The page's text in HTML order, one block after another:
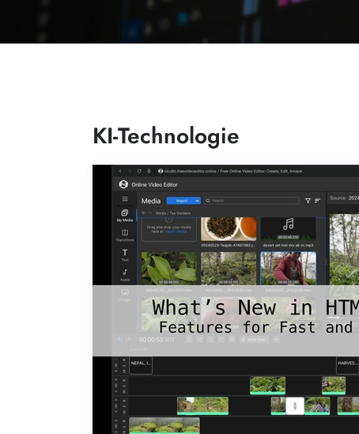
KI-Technologie